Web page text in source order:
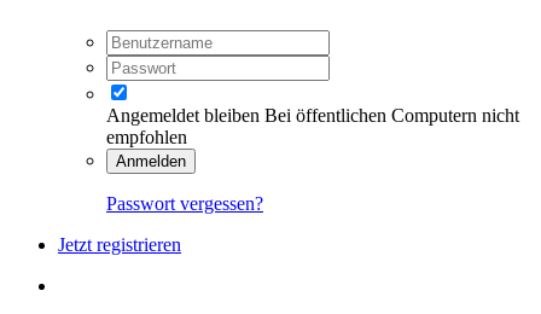
Angemeldet bleiben Bei öffentlichen Computern nicht
empfohlen
Anmelden
Passwort vergessen?
Jetzt registrieren